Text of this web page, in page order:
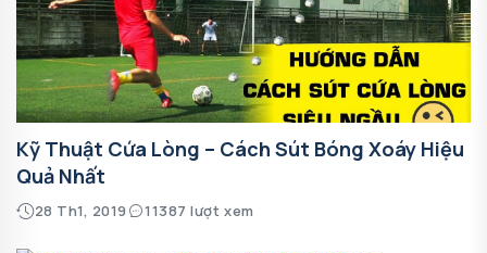
Kỹ Thuật Cứa Lòng – Cách Sút Bóng Xoáy Hiệu
Quả Nhất
28 Th1, 2019 11387 lượt xem